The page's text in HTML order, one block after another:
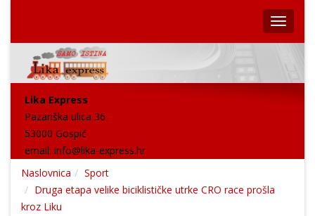
Lika Express
Pazariška ulica 36
53000 Gospić
email: info@lika-express.hr
Naslovnica
Sport
Druga etapa velike biciklističke utrke CRO race prošla
kroz Liku